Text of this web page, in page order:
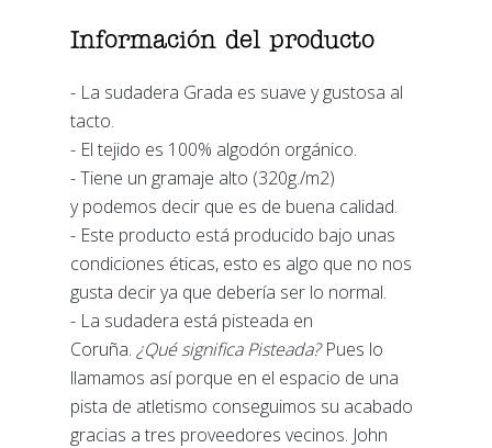
Información del producto
- La sudadera Grada es suave y gustosa al
tacto.
- El tejido es 100% algodón orgánico.
- Tiene un gramaje alto (320g./m2)
y podemos decir que es de buena calidad.
- Este producto está producido bajo unas
condiciones éticas, esto es algo que no nos
gusta decir ya que debería ser lo normal.
- La sudadera está pisteada en
Coruña. ¿Qué significa Pisteada?Pues lo
llamamos así porque en el espacio de una
pista de atletismo conseguimos su acabado
gracias a tres proveedores vecinos. John